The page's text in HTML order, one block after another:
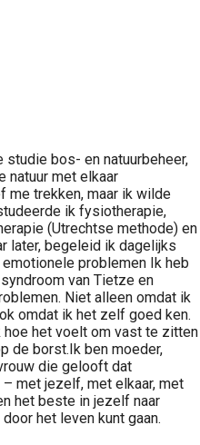
studie bos- en natuurbeheer,
natuur met elkaar
me trekken, maar ik wilde
ik fysiotherapie,
(Utrechtse methode) en
later, begeleid ik dagelijks
problemen Ik heb
van Tietze en
Niet alleen omdat ik
omdat ik het zelf goed ken.
het voelt om vast te zitten
de borst.Ik ben moeder,
die gelooft dat
met jezelf, met elkaar, met
het beste in jezelf naar
het leven kunt gaan.